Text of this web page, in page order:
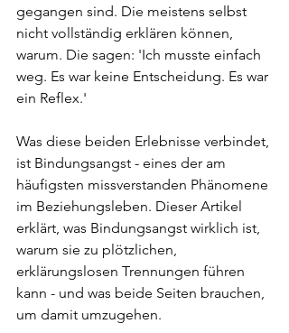
gegangen sind. Die meistens selbst
nicht vollständig erklären können,
warum. Die sagen: 'Ich musste einfach
weg. Es war keine Entscheidung. Es war
ein Reflex.'
Was diese beiden Erlebnisse verbindet,
ist Bindungsangst - eines der am
häufigsten missverstanden Phänomene
im Beziehungsleben. Dieser Artikel
erklärt, was Bindungsangst wirklich ist,
warum sie zu plötzlichen,
erklärungslosen Trennungen führen
kann - und was beide Seiten brauchen,
um damit umzugehen.